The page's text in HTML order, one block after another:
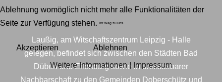
Ihr Weg zu uns
Laußig, am Witschaftszentrum Leipzig - Halle
gelegen, befindet sich zwischen den Städten Bad
Düben und Eilenburg sowie in unmittelbarer
Nachbarschaft zu den Gemeinden Doberschütz und
Ablehnung womöglich nicht mehr alle Funktionalitäten der
Seite zur Verfügung stehen.
Akzeptieren Ablehnen
Weitere Informationen| Impressum